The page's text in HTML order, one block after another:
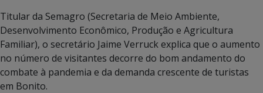
Titular da Semagro (Secretaria de Meio Ambiente,
Desenvolvimento Econômico, Produção e Agricultura
Familiar), o secretário Jaime Verruck explica que o aumento
no número de visitantes decorre do bom andamento do
combate à pandemia e da demanda crescente de turistas
em Bonito.